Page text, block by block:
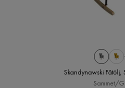
Skandynawski Fåtölj,
Sammet/